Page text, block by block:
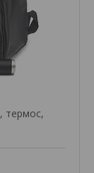
термос,